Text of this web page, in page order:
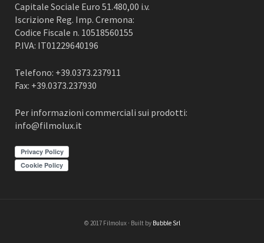
Capitale Sociale Euro 51.480,00 i.v.
Iscrizione Reg. Imp. Cremona:
Codice Fiscale n. 10518560155
P.IVA: IT01229640196
Telefono: +39.0373.237911
Fax: +39.0373.237930
Per informazioni commerciali sui prodotti:
info@filmolux.it
Privacy Policy
Cookie Policy
© 2017 Filmolux · Built by Bubble Srl